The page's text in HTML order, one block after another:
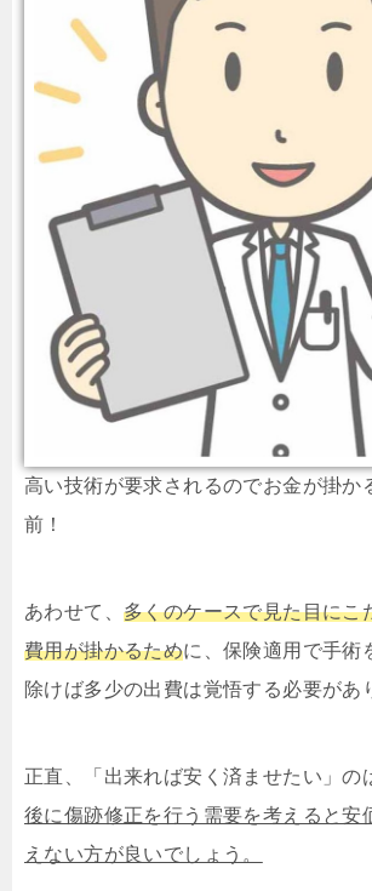
高い技術が要求されるのでお金が掛か
前！
あわせて、 多くのケースで見た目にこ
費用が掛かるために、保険適用で手術
除けば多少の出費は覚悟する必要があ
正直、「出来れば安く済ませたい」の
後に傷跡修正を行う需要を考えると安
えない方が良いでしょう。